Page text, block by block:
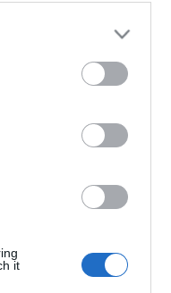
it